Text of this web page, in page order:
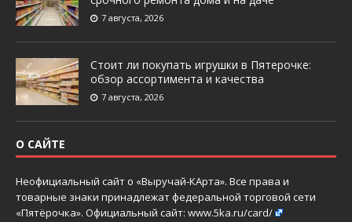
7 августа, 2026
Стоит ли покупать игрушки в Пятерочке:
обзор ассортимента и качества
7 августа, 2026
О САЙТЕ
Неофициальный сайт о «Выручай-КАрта». Все права и
товарные знаки принадлежат федеральной торговой сети
«Пятёрочка». Официальный сайт: www.5ka.ru/card/